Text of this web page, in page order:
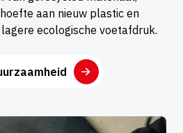
aan nieuw plastic en
ecologische voetafdruk.